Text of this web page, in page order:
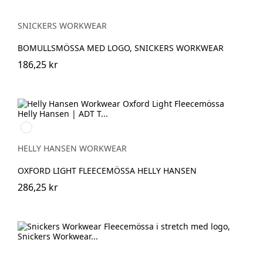
SNICKERS WORKWEAR
BOMULLSMÖSSA MED LOGO, SNICKERS WORKWEAR
186,25 kr
990
BLACK
HELLY HANSEN WORKWEAR
OXFORD LIGHT FLEECEMÖSSA HELLY HANSEN
286,25 kr